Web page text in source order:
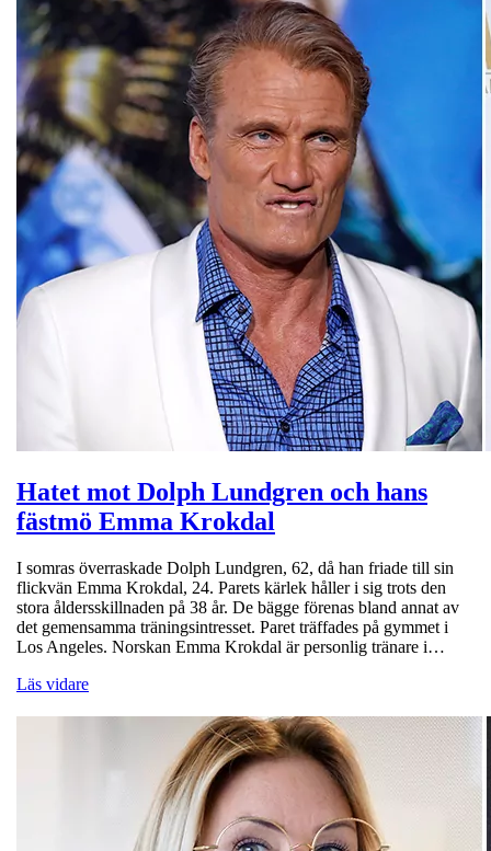
Hatet mot Dolph Lundgren och hans
fästmö Emma Krokdal
I somras överraskade Dolph Lundgren, 62, då han friade till sin
flickvän Emma Krokdal, 24. Parets kärlek håller i sig trots den
stora åldersskillnaden på 38 år. De bägge förenas bland annat av
det gemensamma träningsintresset. Paret träffades på gymmet i
Los Angeles. Norskan Emma Krokdal är personlig tränare i…
Läs vidare